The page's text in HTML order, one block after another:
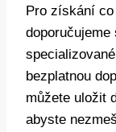
Pro získání
bezplatnou
můžete uložit
abyste